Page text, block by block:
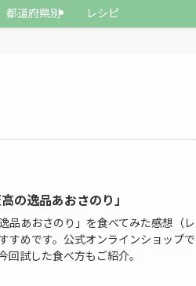
都道府県別 レシピ
の逸品あおさのり」
品あおさのり」を食べてみた感想（レ
すめです。公式オンラインショップで
試した食べ方もご紹介。